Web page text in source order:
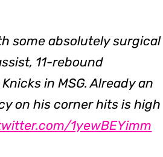
some absolutely surgical
11-rebound
in MSG. Already an
on his corner hits is high
1yewBEYimm